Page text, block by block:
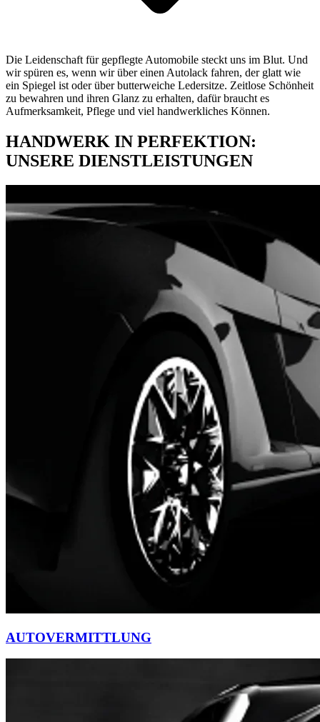
Die Leidenschaft für gepflegte Automobile steckt uns im Blut. Und
wir spüren es, wenn wir über einen Autolack fahren, der glatt wie
ein Spiegel ist oder über butterweiche Ledersitze. Zeitlose Schönheit
zu bewahren und ihren Glanz zu erhalten, dafür braucht es
Aufmerksamkeit, Pflege und viel handwerkliches Können.
HANDWERK IN PERFEKTION:
UNSERE DIENSTLEISTUNGEN
AUTOVERMITTLUNG